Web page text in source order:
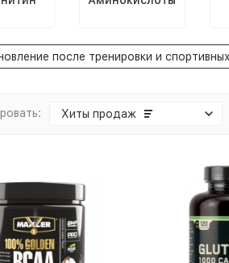
после тренировки и
Хиты продаж